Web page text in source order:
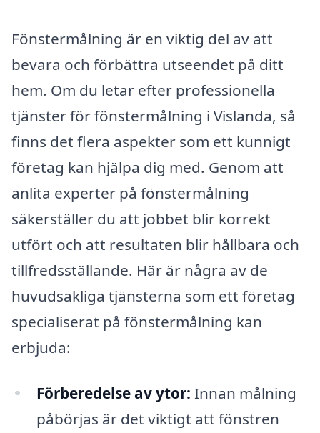
Fönstermålning är en viktig del av att
bevara och förbättra utseendet på ditt
hem. Om du letar efter professionella
tjänster för fönstermålning i Vislanda, så
finns det flera aspekter som ett kunnigt
företag kan hjälpa dig med. Genom att
anlita experter på fönstermålning
säkerställer du att jobbet blir korrekt
utfört och att resultaten blir hållbara och
tillfredsställande. Här är några av de
huvudsakliga tjänsterna som ett företag
specialiserat på fönstermålning kan
erbjuda:
Förberedelse av ytor: Innan målning
påbörjas är det viktigt att fönstren